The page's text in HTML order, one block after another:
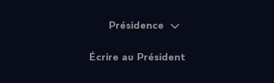
Présidence
Écrire au Président